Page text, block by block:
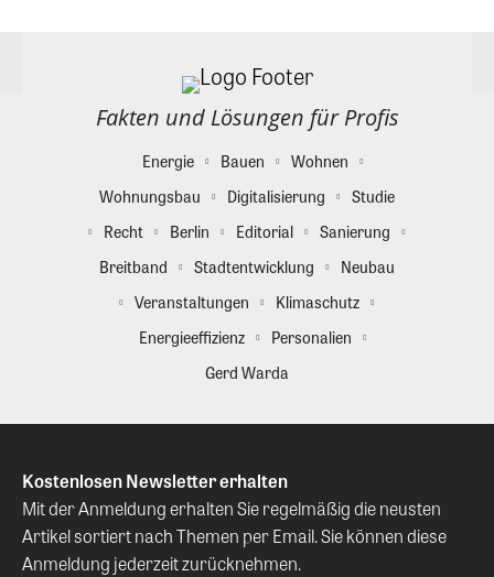
Fakten und Lösungen für Profis
Energie Bauen
Wohnen
Wohnungsbau
Digitalisierung
Studie
Recht
Berlin Editorial
Sanierung
Breitband
Stadtentwicklung
Neubau
Veranstaltungen
Klimaschutz
Energieeffizienz
Personalien
Gerd Warda
Kostenlosen Newsletter erhalten
Mit der Anmeldung erhalten Sie regelmäßig die neusten
Artikel sortiert nach Themen per Email. Sie können diese
Anmeldung jederzeit zurücknehmen.